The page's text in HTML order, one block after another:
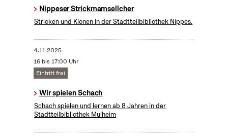
Nippeser Strickmamsellcher
Stricken und Klönen in der Stadtteilbibliothek Nippes.
4.11.2025
16 bis 17:00 Uhr
Eintritt frei
Wir spielen Schach
Schach spielen und lernen ab 8 Jahren in der
Stadtteilbibliothek Mülheim